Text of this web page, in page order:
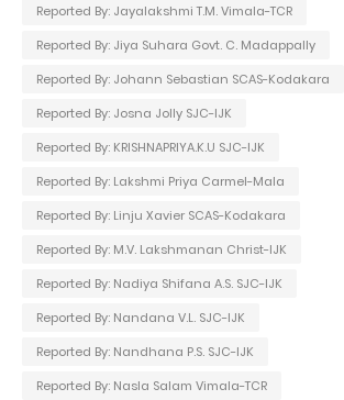
Reported By: Jayalakshmi T.M. Vimala-TCR
Reported By: Jiya Suhara Govt. C. Madappally
Reported By: Johann Sebastian SCAS-Kodakara
Reported By: Josna Jolly SJC-IJK
Reported By: KRISHNAPRIYA.K.U SJC-IJK
Reported By: Lakshmi Priya Carmel-Mala
Reported By: Linju Xavier SCAS-Kodakara
Reported By: M.V. Lakshmanan Christ-IJK
Reported By: Nadiya Shifana A.S. SJC-IJK
Reported By: Nandana V.L. SJC-IJK
Reported By: Nandhana P.S. SJC-IJK
Reported By: Nasla Salam Vimala-TCR